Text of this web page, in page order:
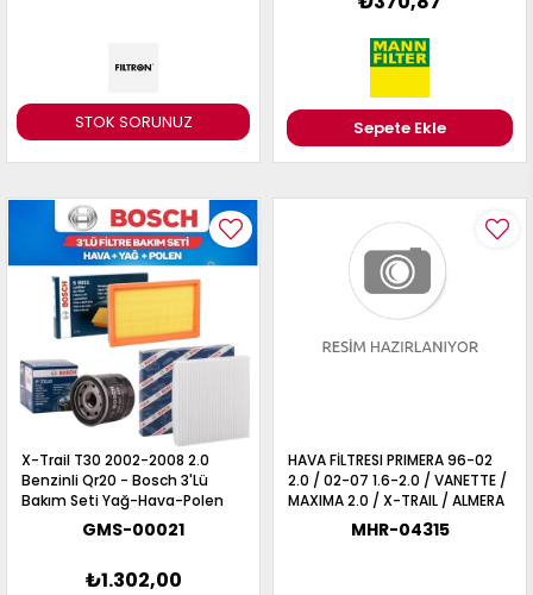
STOK SORUNUZ Sepete Ekle
X-Trail T30 2002-2008 2.0
Benzinli Qr20 - Bosch 3'Lü
Bakım Seti Yağ-Hava-Polen
GMS-00021
₺1.302,00
HAVA FİLTRESI PRIMERA 96-02
2.0 / 02-07 1.6-2.0 / VANETTE /
MAXIMA 2.0 / X-TRAIL / ALMERA
00-06 33mmMHR-04315